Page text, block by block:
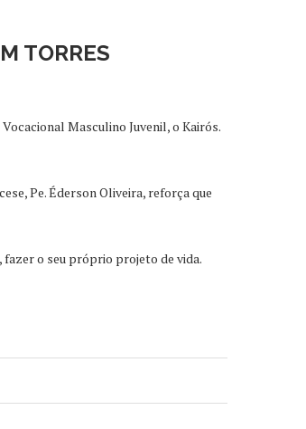
TORRES
Masculino Juvenil, o Kairós.
Pe. Éderson Oliveira, reforça que
fazer o seu próprio projeto de vida.